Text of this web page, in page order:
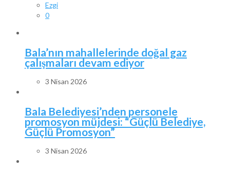
Ezgi
0
Bala’nın mahallelerinde doğal gaz
çalışmaları devam ediyor
3 Nisan 2026
Bala Belediyesi’nden personele
promosyon müjdesi: “Güçlü Belediye,
Güçlü Promosyon”
3 Nisan 2026